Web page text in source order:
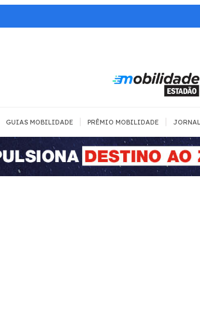
DE TRANSPORTE
MOBILIDADE COM
SEGURANÇA
GUIAS MOBILIDADE PRÊMIO MOBILIDADE